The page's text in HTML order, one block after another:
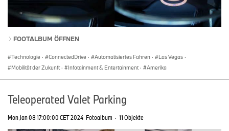
FOOTALBUM ÖFFNEN
Technologie · ConnectedDrive · Automatisiertes Fahren · Las Vegas ·
Mobilität der Zukunft · Infotainment & Entertainment · Amerika
Teleoperated Valet Parking
Mon Jan 08 17:00:00 CET 2024 Fotoalbum · 11 Objekte